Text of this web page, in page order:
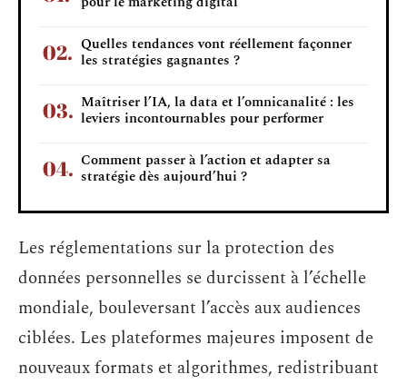
Quelles tendances vont réellement façonner
les stratégies gagnantes ?
Maîtriser l’IA, la data et l’omnicanalité : les
leviers incontournables pour performer
Comment passer à l’action et adapter sa
stratégie dès aujourd’hui ?
Les réglementations sur la protection des
données personnelles se durcissent à l’échelle
mondiale, bouleversant l’accès aux audiences
ciblées. Les plateformes majeures imposent de
nouveaux formats et algorithmes, redistribuant